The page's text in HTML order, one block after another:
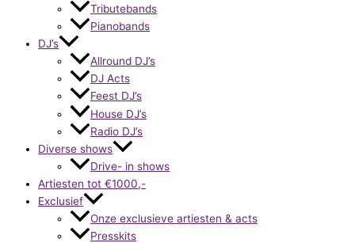
Tributebands
Pianobands
DJ’s
Allround DJ’s
DJ Acts
Feest DJ’s
House DJ’s
Radio DJ’s
Diverse shows
Drive- in shows
Artiesten tot €1000,-
Exclusief
Onze exclusieve artiesten & acts
Presskits